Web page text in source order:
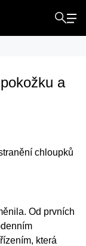
a
Od prvních
která